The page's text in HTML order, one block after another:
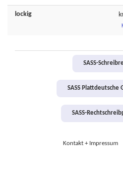
lockig
SASS-
SASS Plattdeutsche
SASS-
Kontakt + Impressum